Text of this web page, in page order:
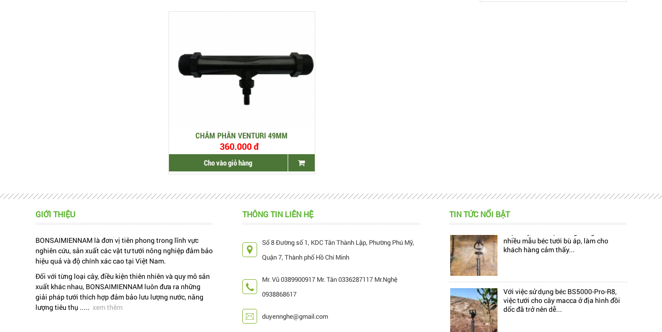
CHÂM PHÂN VENTURI 49MM
360.000 đ
Cho vào giỏ hàng
GIỚI THIỆU
BONSAIMIENNAM là đơn vị tiên phong trong lĩnh vực
nghiên cứu, sản xuất các vật tư tưới nông nghiệp đảm bảo
hiệu quả và độ chính xác cao tại Việt Nam.
Đối với từng loại cây, điều kiện thiên nhiên và quy mô sản
xuất khác nhau, BONSAIMIENNAM luôn đưa ra những
giải pháp tưới thích hợp đảm bảo lưu lượng nước, năng
lượng tiêu thụ ..... xem thêm
THÔNG TIN LIÊN HỆ
Số 8 Đường số 1, KDC Tân Thành Lập, Phường Phú Mỹ,
Quận 7, Thành phố Hồ Chí Minh
Mr. Vũ 0389900917 Mr. Tân 0336287117 Mr.Nghệ
0938868617
duyennghe@gmail.com
TIN TỨC NỔI BẬT
khách hàng cảm thấy...
Với việc sử dụng béc BS5000-Pro-R8,
việc tưới cho cây macca ở địa hình đồi
dốc đã trở nên dễ...